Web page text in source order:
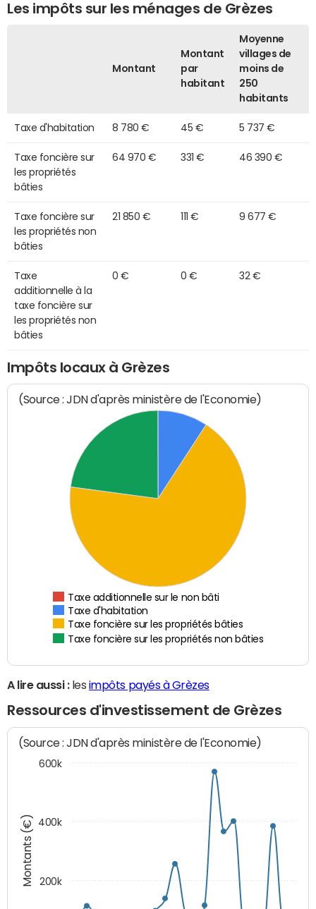
Les impôts sur les ménages de Grèzes
Montant
Montant
par
habitant
Moyenne
villages de
moins de
250
habitants
Taxe d'habitation 8 780 € 45 € 5 737 €
Taxe foncière sur
les propriétés
bâties
64 970 € 331 € 46 390 €
Taxe foncière sur
les propriétés non
bâties
21 850 € 111 € 9 677 €
Taxe
additionnelle à la
taxe foncière sur
les propriétés non
bâties
0 € 0 € 32 €
Impôts locaux à Grèzes
(Source : JDN d'après ministère de l'Economie)
Taxe additionnelle sur le non bâti
Taxe d'habitation
Taxe foncière sur les propriétés bâties
Taxe foncière sur les propriétés non bâties
A lire aussi :les impôts payés à Grèzes
Ressources d'investissement de Grèzes
Montants (€)
(Source : JDN d'après ministère de l'Economie)
200k
400k
600k